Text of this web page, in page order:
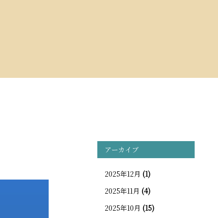
アーカイブ
2025年12月 (1)
2025年11月 (4)
2025年10月 (15)